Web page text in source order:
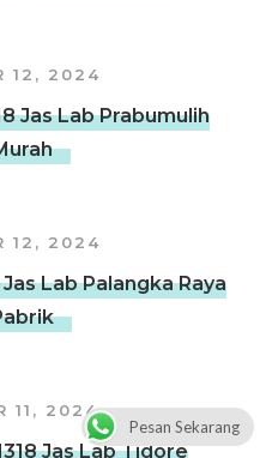
12, 2024
Jas Lab Prabumulih
12, 2024
Lab Palangka Raya
11, 2024
Jas Lab Tidore
Pesan Sekarang